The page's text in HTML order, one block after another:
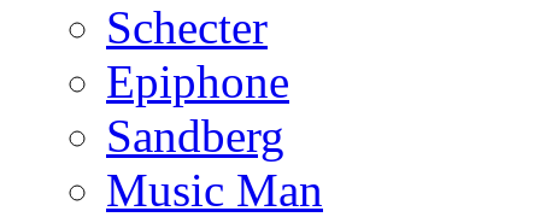
Schecter
Epiphone
Sandberg
Music Man